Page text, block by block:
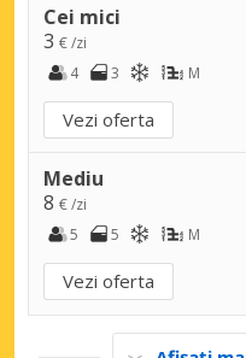
Cei mici
3 € /zi
4
3 M
Vezi oferta
Mediu
8 € /zi
5
5 M
Vezi oferta